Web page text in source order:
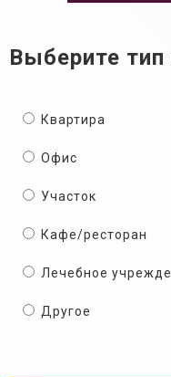
Выберите
Квартира
Офис
Участок
Кафе/ресторан
Лечебное
Другое